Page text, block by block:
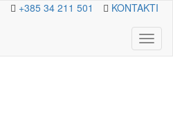
+385 34 211 501 KONTAKTI